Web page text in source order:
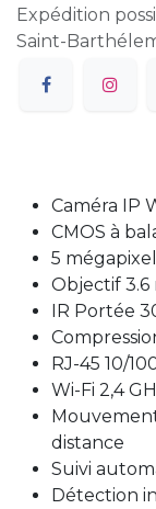
Expédition
Saint-
Caméra IP
CMOS à
5
Objectif 3.6
IR Portée
RJ-45 10/
Wi-Fi 2,4
distance
Suivi
Détection